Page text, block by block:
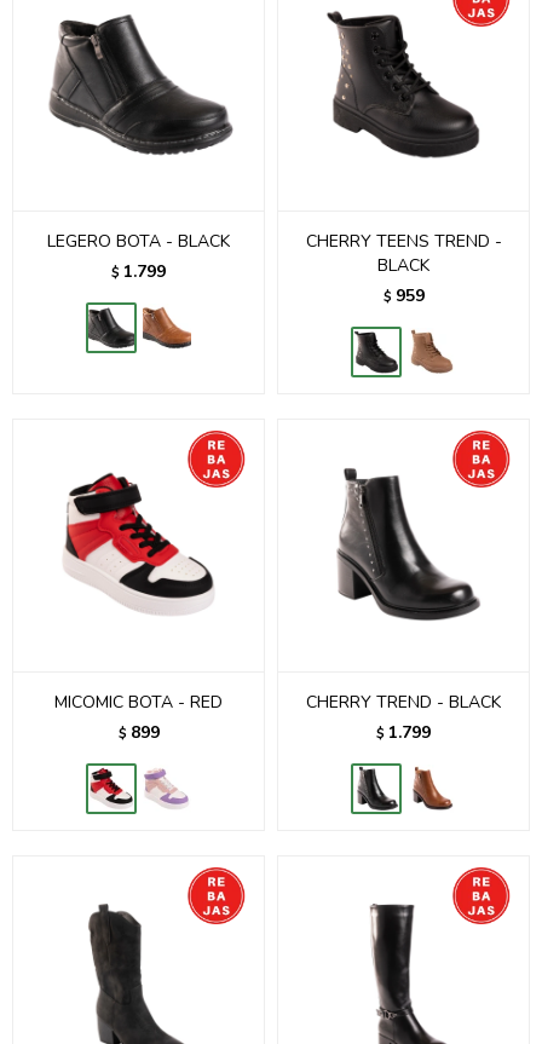
LEGERO BOTA - BLACK
$ 1.799
CHERRY TEENS TREND -
BLACK
$ 959
MICOMIC BOTA - RED
$ 899
CHERRY TREND - BLACK
$ 1.799